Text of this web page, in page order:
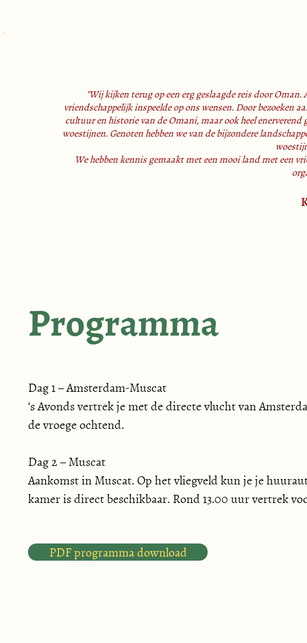
"Wij kijken terug op een erg geslaagde reis door
vriendschappelijk inspeelde op ons wensen. Door bezoeken
cultuur en historie van de Omani, maar ook heel enerverend
woestijnen. Genoten hebben we van de bijzondere
We hebben kennis gemaakt met een mooi land met een
Programma
Dag 1 – Amsterdam-Muscat
‘s Avonds vertrek je met de directe vlucht van
de vroege ochtend.
Dag 2 – Muscat
Aankomst in Muscat. Op het vliegveld kun je je
kamer is direct beschikbaar. Rond 13.00 uur vertrek
PDF programma download